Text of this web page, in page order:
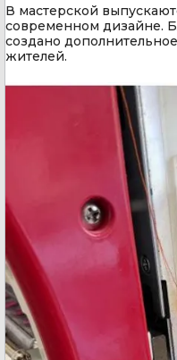
В мастерской
современном дизайне.
создано
жителей.